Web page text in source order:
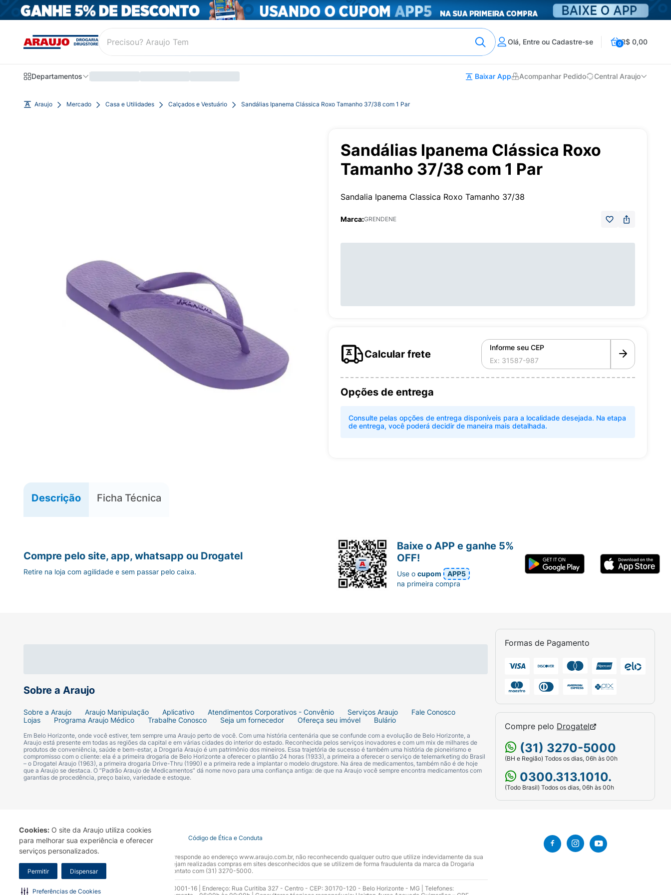
Cookies: O site da Araujo utiliza cookies
para melhorar sua experiência e oferecer
serviços personalizados.
Permitir Dispensar
Preferências de Cookies
Olá, Entre ou Cadastre-se 0R$ 0,00
Departamentos Baixar App Acompanhar Pedido Central Araujo
Araujo Mercado Casa e Utilidades Calçados e Vestuário Sandálias Ipanema Clássica Roxo Tamanho 37/38 com 1 Par
Sandálias Ipanema Clássica Roxo
Tamanho 37/38 com 1 Par
Sandalia Ipanema Classica Roxo Tamanho 37/38
Marca:GRENDENE
Calcular frete
Informe seu CEP
Opções de entrega
Consulte pelas opções de entrega disponíveis para a localidade desejada. Na etapa
de entrega, você poderá decidir de maneira mais detalhada.
Descrição Ficha Técnica
Sobre a Araujo
Sobre a Araujo Araujo Manipulação Aplicativo Atendimentos Corporativos - Convênio Serviços Araujo
Fale Conosco
Lojas
Programa Araujo Médico Trabalhe Conosco Seja um fornecedor Ofereça seu imóvel Bulário
Em Belo Horizonte, onde você estiver, tem sempre uma Araujo perto de você. Com uma história centenária que se confunde com a evolução de Belo Horizonte, a
Araujo está presente em todas as regiões da capital e em várias cidades do interior do estado. Reconhecida pelos serviços inovadores e com um mix de milhares de
produtos de conveniência, saúde e bem-estar, a Drogaria Araujo é um patrimônio dos mineiros. Essa trajetória de sucesso é também uma história de pioneirismo e
compromisso com o cliente: ela é a primeira drogaria de Belo Horizonte a oferecer o plantão 24 horas (1933), a primeira a oferecer o serviço de telemarketing do Brasil
– o Drogatel Araujo (1963), a primeira drogaria Drive-Thru (1990) e a primeira rede a implantar o modelo drugstore. Na área de medicamentos, também não é de hoje
que a Araujo se destaca. O “Padrão Araujo de Medicamentos” dá nome novo para uma confiança antiga: de que na Araujo você sempre encontra medicamentos com
garantias de procedência, preço baixo, variedade e estoque.
Formas de Pagamento
Compre pelo Drogatel
(31) 3270-5000
(BH e Região) Todos os dias, 06h às 00h
0300.313.1010.
(Todo Brasil) Todos os dias, 06h às 00h
Compre pelo site, app, whatsapp ou Drogatel
Retire na loja com agilidade e sem passar pelo caixa.
Baixe o APP e ganhe 5%
OFF!
Use ocupom
APP5
na primeira compra
Termo de Uso Portal da Privacidade Covid-19 Código de Ética e Conduta
A Drogaria Araujo S/A informa que o seu site oficial corresponde ao endereço www.araujo.com.br, não reconhecendo qualquer outro que utilize indevidamente da sua
marca. Para sua segurança recomendamos que não sejam realizadas compras em sites desconhecidos que se utilizem de forma fraudulenta da marca da Drogaria
Araujo S.A. Em caso de dúvidas, gentileza entrar em contato com (31) 3270-5000.
Razão Social: Drogaria Araujo S.A | CNPJ: 17.256.512.0001-16 | Endereço: Rua Curitiba 327 - Centro - CEP: 30170-120 - Belo Horizonte - MG | Telefones: